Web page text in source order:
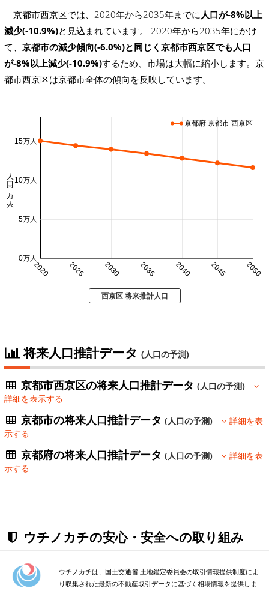
京都市西京区では、2020年から2035年までに 人口が-8%以上
減少(-10.9%)と見込まれています。 2020年から2035年にかけ
て、 京都市の減少傾向(-6.0%)と同じく京都市西京区でも人口
が-8%以上減少(-10.9%)するため、市場は大幅に縮小します。京
都市西京区は京都市全体の傾向を反映しています。
2020 2025 2030 2035 2040 2045 2050
0万人
5万人
10万人
15万人
人口 (万人)
京都府 京都市 西京区
西京区 将来推計人口
将来人口推計データ (人口の予測)
京都市西京区の将来人口推計データ(人口の予測)
詳細を表示する
京都市の将来人口推計データ(人口の予測)
詳細を表
示する
京都府の将来人口推計データ(人口の予測)
詳細を表
示する
ウチノカチの安心・安全への取り組み
ウチノカチは、国土交通省 土地鑑定委員会の取引情報提供制度によ
り収集された最新の不動産取引データに基づく相場情報を提供しま